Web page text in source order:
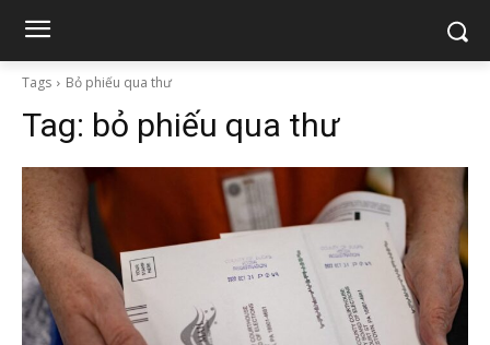
Tags Bỏ phiếu qua thư
Tag: bỏ phiếu qua thư